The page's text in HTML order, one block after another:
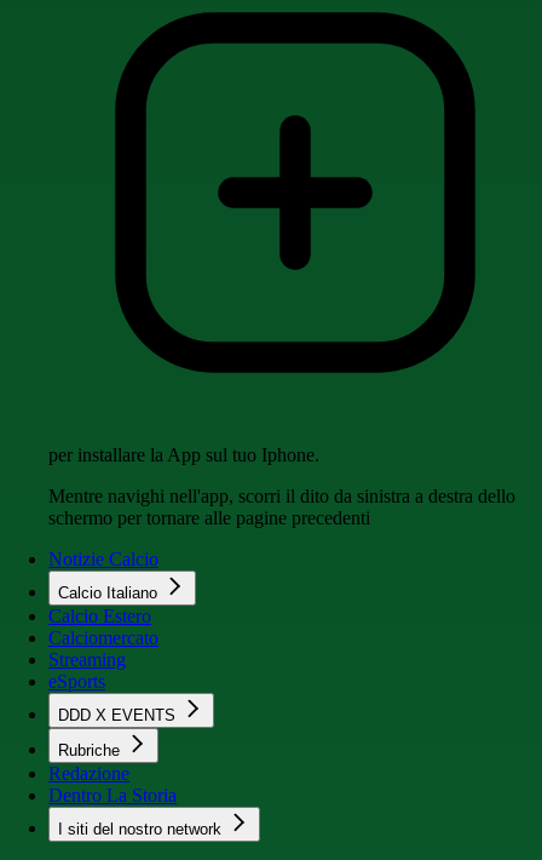
per installare la App sul tuo Iphone.
Mentre navighi nell'app, scorri il dito da sinistra a destra dello
schermo per tornare alle pagine precedenti
Notizie Calcio
Calcio Italiano
Calcio Estero
Calciomercato
Streaming
eSports
DDD X EVENTS
Rubriche
Redazione
Dentro La Storia
I siti del nostro network